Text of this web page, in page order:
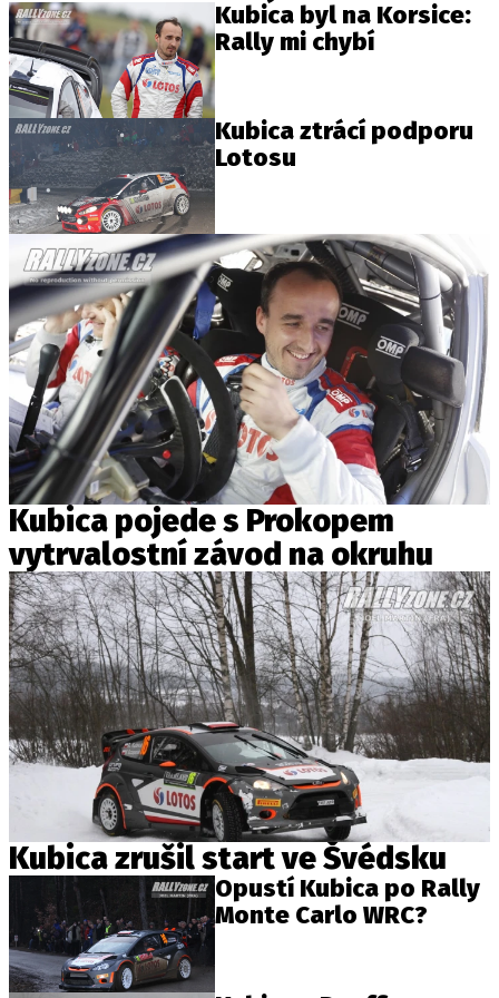
Provozovatelem serveru autoroad.cz je
INCORP MEDIA GROUP s.r.o., IČ: 118 23 054
Kubica byl na Korsice:
Rally mi chybí
Kubica ztrácí podporu
Lotosu
Kubica pojede s Prokopem
vytrvalostní závod na okruhu
Kubica zrušil start ve Švédsku
Opustí Kubica po Rally
Monte Carlo WRC?